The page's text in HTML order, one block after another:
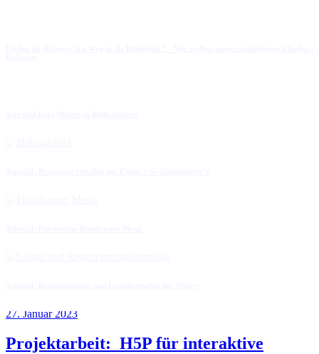
Veröffentlicht
27. Januar 2023
Projektarbeit: H5P für interaktive